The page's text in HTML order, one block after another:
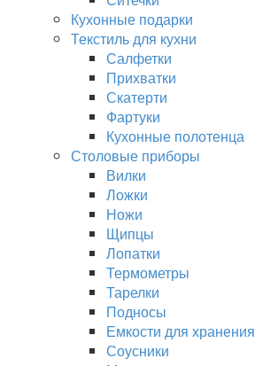
Кухонные подарки
Текстиль для кухни
Салфетки
Прихватки
Скатерти
Фартуки
Кухонные полотенца
Столовые приборы
Вилки
Ложки
Ножи
Щипцы
Лопатки
Термометры
Тарелки
Подносы
Емкости для хранения
Соусники